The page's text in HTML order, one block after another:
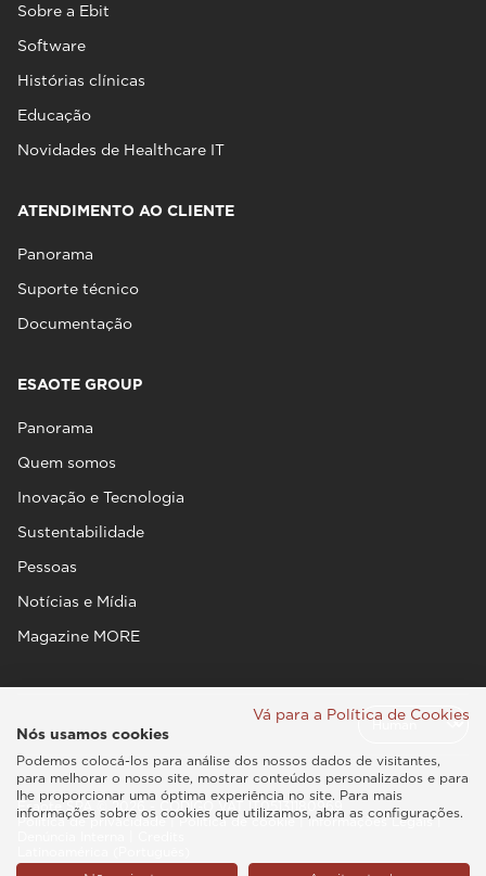
Sobre a Ebit
Software
Histórias clínicas
Educação
Novidades de Healthcare IT
ATENDIMENTO AO CLIENTE
Panorama
Suporte técnico
Documentação
ESAOTE GROUP
Panorama
Quem somos
Inovação e Tecnologia
Sustentabilidade
Pessoas
Notícias e Mídia
Magazine MORE
Esaote SPA © 2026 - CÓDIGO VAT IT05131180969
Política de privacidade|Política de cookie|Informações Legais|
Vá para a Política de Cookies
Nós usamos cookies
Podemos colocá-los para análise dos nossos dados de visitantes,
para melhorar o nosso site, mostrar conteúdos personalizados e para
lhe proporcionar uma óptima experiência no site. Para mais
informações sobre os cookies que utilizamos, abra as configurações.